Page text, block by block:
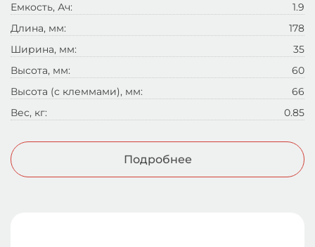
Емкость, Ач:
1.9
Длина, мм:
178
Ширина, мм:
35
Высота, мм:
60
Высота (с клеммами), мм:
66
Вес, кг:
0.85
Подробнее